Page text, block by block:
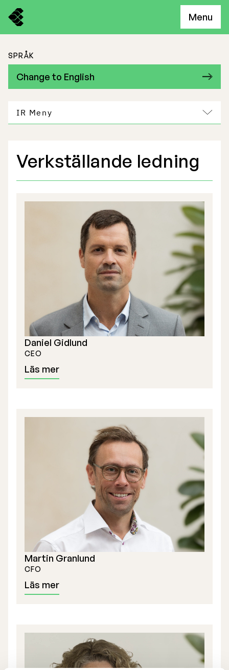
Menu
SPRÅK
Change to English
IR Meny
Freemelts verksamhet
Årsredovisning
Börsnotering
Företrädesemission 2025
Föregående prospekt
Bolagsstyrelse
Valberedning
Verkställande ledning
Certified Adviser
Bolagsstämmor
Bolagsordning
Bolagsbeskrivning
Verkställande ledning
Daniel Gidlund
CEO
Läs mer
Martin Granlund
CFO
Läs mer